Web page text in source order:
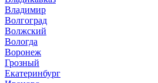
Владимир
Волгоград
Волжский
Вологда
Воронеж
Грозный
Екатеринбург